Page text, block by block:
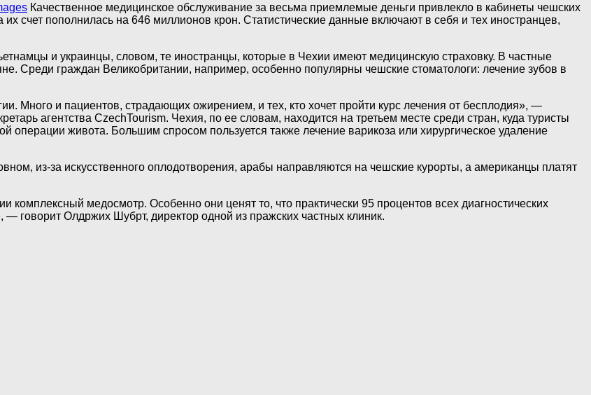
Качественное медицинское обслуживание за весьма приемлемые деньги привлекло в кабинеты чешских
счет пополнилась на 646 миллионов крон. Статистические данные включают в себя и тех иностранцев,
и украинцы, словом, те иностранцы, которые в Чехии имеют медицинскую страховку. В частные
Среди граждан Великобритании, например, особенно популярны чешские стоматологи: лечение зубов в
Много и пациентов, страдающих ожирением, и тех, кто хочет пройти курс лечения от бесплодия», —
агентства CzechTourism. Чехия, по ее словам, находится на третьем месте среди стран, куда туристы
операции живота. Большим спросом пользуется также лечение варикоза или хирургическое удаление
из-за искусственного оплодотворения, арабы направляются на чешские курорты, а американцы платят
комплексный медосмотр. Особенно они ценят то, что практически 95 процентов всех диагностических
говорит Олдржих Шубрт, директор одной из пражских частных клиник.